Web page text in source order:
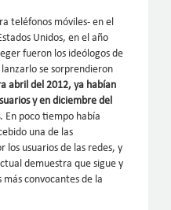
teléfonos móviles- en el
Unidos, en el año
fueron los ideólogos de
se sorprendieron
abril del 2012, ya habían
y en diciembre del
. En poco tiempo había
una de las
los usuarios de las redes, y
demuestra que sigue y
más convocantes de la